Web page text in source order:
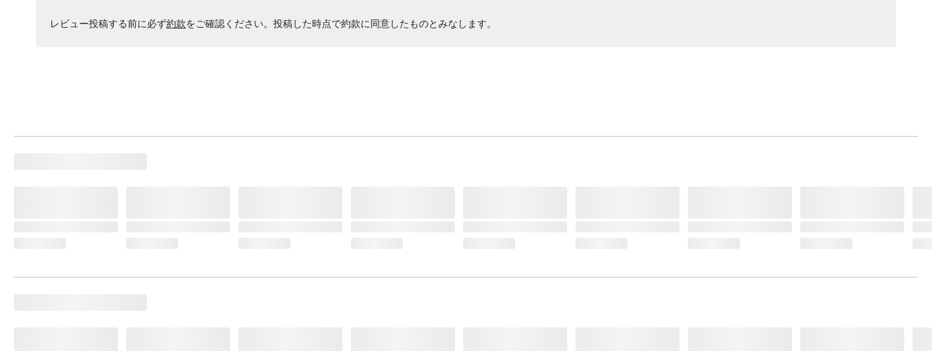
レビュー投稿する前に必ず約款をご確認ください。投稿した時点で約款に同意したものとみなします。